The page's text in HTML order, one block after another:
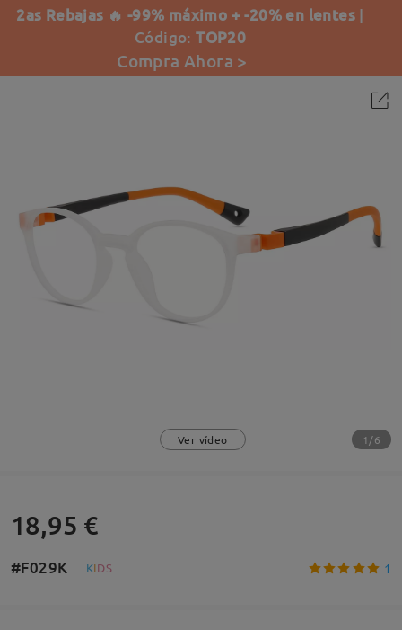
2as Rebajas 🔥 -99% máximo + -20% en lentes |
Código:TOP20
Compra Ahora >
Ver vídeo 1/6
18,95 €
#F029K KIDS 1